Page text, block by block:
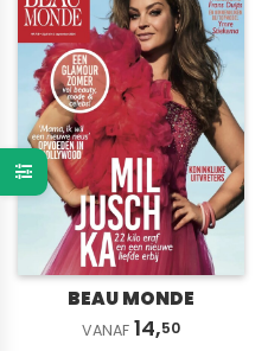
BEAU MONDE
VANAF 14,50